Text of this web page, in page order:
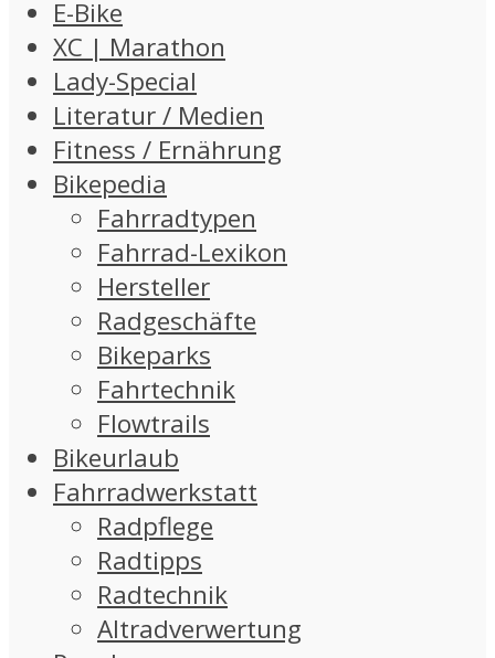
E-Bike
XC | Marathon
Lady-Special
Literatur / Medien
Fitness / Ernährung
Bikepedia
Fahrradtypen
Fahrrad-Lexikon
Hersteller
Radgeschäfte
Bikeparks
Fahrtechnik
Flowtrails
Bikeurlaub
Fahrradwerkstatt
Radpflege
Radtipps
Radtechnik
Altradverwertung